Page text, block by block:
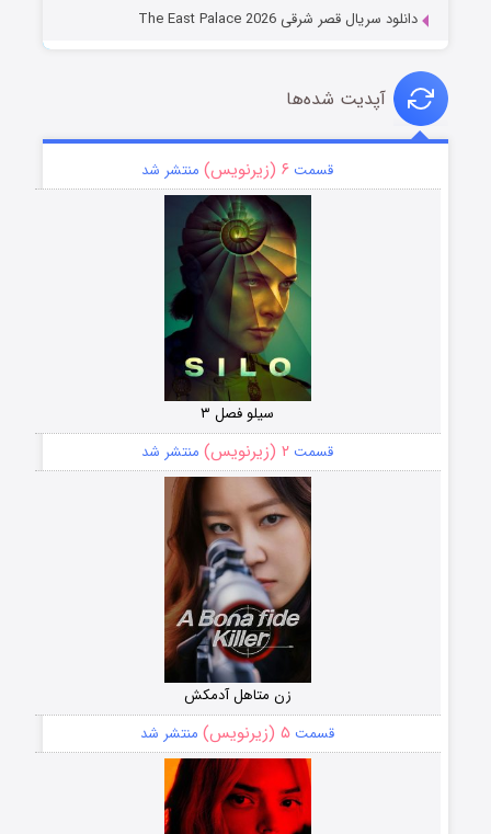
دانلود سریال قصر شرقی The East Palace 2026
آپدیت شده‌ها
قسمت ۶ (زیرنویس) منتشر شد
سیلو فصل ۳
قسمت ۲ (زیرنویس) منتشر شد
زن متاهل آدمکش
قسمت ۵ (زیرنویس) منتشر شد